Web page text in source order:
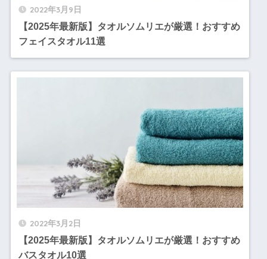
2022年3月9日
【2025年最新版】タオルソムリエが厳選！おすすめ
フェイスタオル11選
2022年3月2日
【2025年最新版】タオルソムリエが厳選！おすすめ
バスタオル10選